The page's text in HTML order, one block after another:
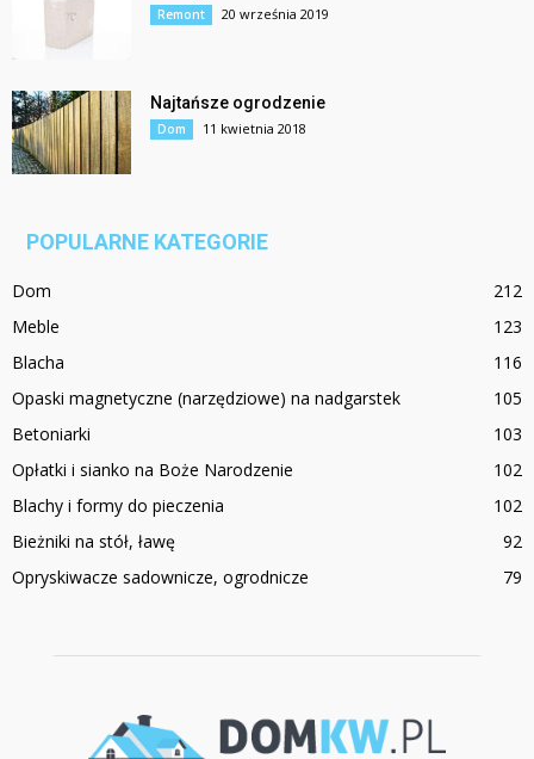
Remont 20 września 2019
Najtańsze ogrodzenie
Dom 11 kwietnia 2018
POPULARNE KATEGORIE
Dom
212
Meble
123
Blacha
116
Opaski magnetyczne (narzędziowe) na nadgarstek
105
Betoniarki
103
Opłatki i sianko na Boże Narodzenie
102
Blachy i formy do pieczenia
102
Bieżniki na stół, ławę
92
Opryskiwacze sadownicze, ogrodnicze
79